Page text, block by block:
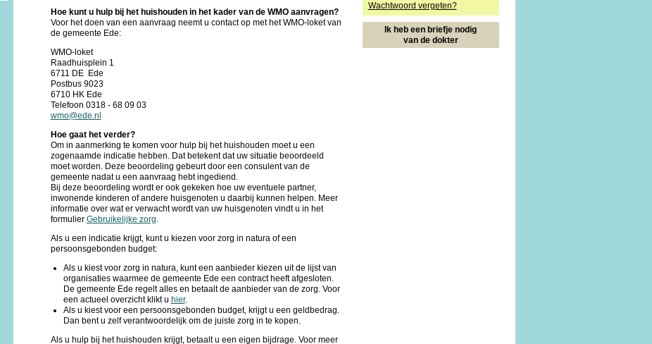
Hoe kunt u hulp bij het huishouden in het kader van de WMO aanvragen?
Voor het doen van een aanvraag neemt u contact op met het WMO-loket van
de gemeente Ede:
WMO-loket
Raadhuisplein 1
6711 DE Ede
Postbus 9023
6710 HK Ede
Telefoon 0318 - 68 09 03
wmo@ede.nl
Hoe gaat het verder?
Om in aanmerking te komen voor hulp bij het huishouden moet u een
zogenaamde indicatie hebben. Dat betekent dat uw situatie beoordeeld
moet worden. Deze beoordeling gebeurt door een consulent van de
gemeente nadat u een aanvraag hebt ingediend.
Bij deze beoordeling wordt er ook gekeken hoe uw eventuele partner,
inwonende kinderen of andere huisgenoten u daarbij kunnen helpen. Meer
informatie over wat er verwacht wordt van uw huisgenoten vindt u in het
formulier Gebruikelijke zorg
Als u een indicatie krijgt, kunt u kiezen voor zorg in natura of een
persoonsgebonden budget:
Als u kiest voor zorg in natura, kunt een aanbieder kiezen uit de lijst van
organisaties waarmee de gemeente Ede een contract heeft afgesloten.
De gemeente Ede regelt alles en betaalt de aanbieder van de zorg. Voor
een actueel overzicht klikt u hier.
Als u kiest voor een persoonsgebonden budget, krijgt u een geldbedrag.
Dan bent u zelf verantwoordelijk om de juiste zorg in te kopen.
Als u hulp bij het huishouden krijgt, betaalt u een eigen bijdrage. Voor meer
Wachtwoord vergeten?
Ik heb een briefje nodig
van de dokter